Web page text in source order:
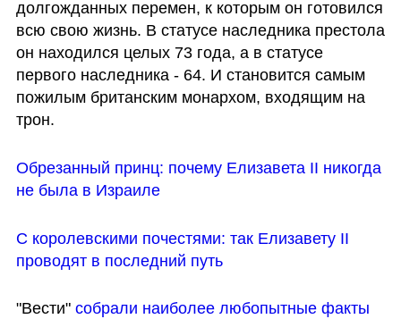
долгожданных перемен, к которым он готовился
всю свою жизнь. В статусе наследника престола
он находился целых 73 года, а в статусе
первого наследника - 64. И становится самым
пожилым британским монархом, входящим на
трон.
Обрезанный принц: почему Елизавета II никогда
не была в Израиле
С королевскими почестями: так Елизавету II
проводят в последний путь
"Вести" собрали наиболее любопытные факты